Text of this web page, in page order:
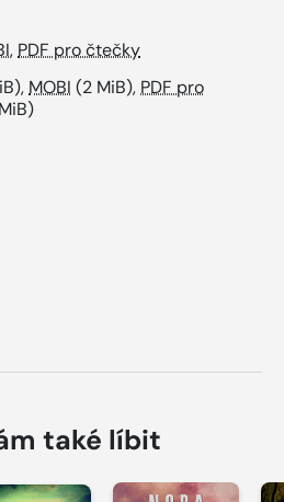
, PDF pro čtečky
MOBI (2 MiB), PDF pro
také líbit